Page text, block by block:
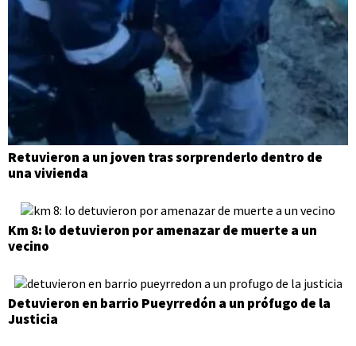
Retuvieron a un joven tras sorprenderlo dentro de
una vivienda
Km 8: lo detuvieron por amenazar de muerte a un
vecino
Detuvieron en barrio Pueyrredón a un prófugo de la
Justicia